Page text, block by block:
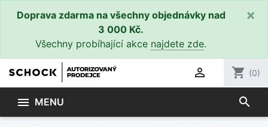
Doprava zdarma na všechny objednávky nad
3 000 Kč.
Všechny probíhající akce najdete zde.
×
 shopping_cart (0)
 MENU search